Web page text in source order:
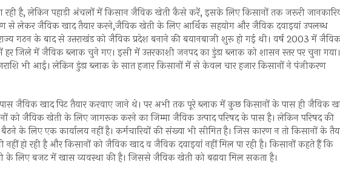
रही है, लेकिन पहाड़ी अंचलों में किसान जैविक खेती कैसे करें, इसके लिए किसानों तक जरूरी
से लेकर जैविक खाद तैयार करने,जैविक खेती के लिए आर्थिक सहयोग और जैविक दवाइयां उपलब्ध
गठन के बाद से उत्तराखंड को जैविक प्रदेश बनाने की बयानबाजी शुरू हो गई थी। वर्ष 2003 में
हर जिले में जैविक ब्लाक चुने गए। इसी में उत्तरकाशी जनपद का डुंडा ब्लाक को शासन स्तर पर चुना गया।
भी आई। लेकिन डुंडा ब्लाक के सात हजार किसानों में से केवल चार हजार किसानों ने पंजीकरण
जैविक खाद पिट तैयार करवाए जाने थे। पर अभी तक पूरे ब्लाक में कुछ किसानों के पास ही जैविक
को जैविक खेती के लिए जागरूक करने का जिम्मा जैविक उत्पाद परिषद के पास है। लेकिन परिषद की
के लिए एक कार्यालय नहीं है। कर्मचारियों की संख्या भी सीमित है। जिस कारण न तो किसानों के
नहीं हो रही है और किसानों को जैविक खाद व जैविक दवाइयां नहीं मिल पा रही है। किसानों कहते हैं कि
के लिए बजट में खास व्यवस्था की है। जिससे जैविक खेती को बढ़ावा मिल सकता है।